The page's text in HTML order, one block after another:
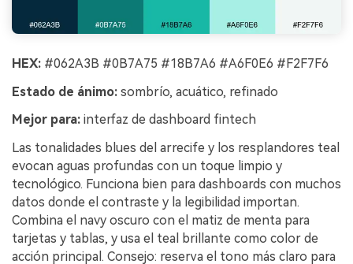
HEX: #062A3B #0B7A75 #18B7A6 #A6F0E6 #F2F7F6
Estado de ánimo: sombrío, acuático, refinado
Mejor para: interfaz de dashboard fintech
Las tonalidades blues del arrecife y los resplandores teal
evocan aguas profundas con un toque limpio y
tecnológico. Funciona bien para dashboards con muchos
datos donde el contraste y la legibilidad importan.
Combina el navy oscuro con el matiz de menta para
tarjetas y tablas, y usa el teal brillante como color de
acción principal. Consejo: reserva el tono más claro para